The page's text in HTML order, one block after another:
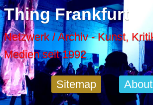
Thing Frankfurt
Netzwerk / Archiv - Kunst,
Medien seit 1992
Sitemap About
Menu
Artspaces
Cool Places
Frankfurt Diary